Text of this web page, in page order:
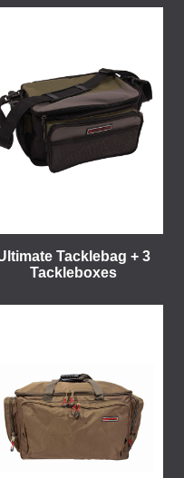
Tacklebag + 3
Tackleboxes